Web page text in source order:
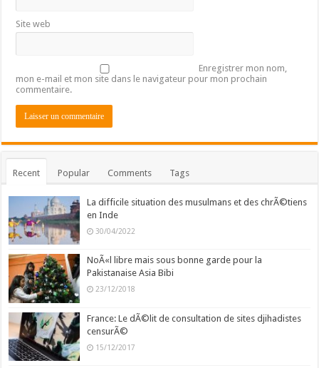
Site web
Enregistrer mon nom,
mon e-mail et mon site dans le navigateur pour mon prochain
commentaire.
Recent Popular Comments Tags
La difficile situation des musulmans et des chrÃ©tiens
en Inde
30/04/2022
NoÃ«l libre mais sous bonne garde pour la
Pakistanaise Asia Bibi
23/12/2018
France: Le dÃ©lit de consultation de sites djihadistes
censurÃ©
15/12/2017